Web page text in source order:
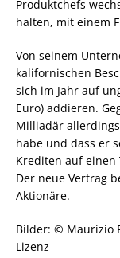
Produktchefs
halten, mit einem
Von seinem
kalifornischen
sich im Jahr auf
Euro) addieren.
Milliadär
habe und dass er
Krediten auf einen
Der neue Vertrag
Aktionäre.
Bilder: © Maurizio
Lizenz